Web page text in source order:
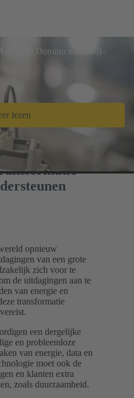
Domino met USB-
lezen
opnieuw
van een grote
zich voor te
de uitdagingen aan te
van energie en
transformatie
een dergelijke
en probleemloze
van energie, data en
moet ook de
en klanten extra
zoals duurzaamheid.